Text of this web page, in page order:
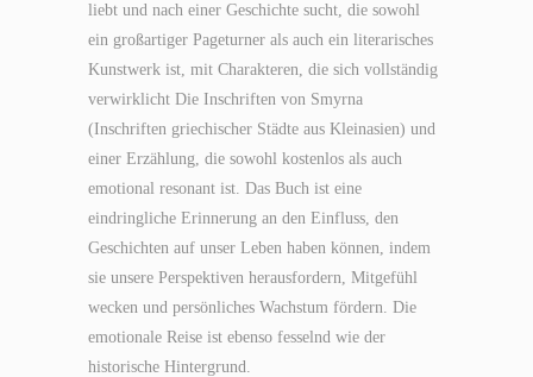
liebt und nach einer Geschichte sucht, die sowohl
ein großartiger Pageturner als auch ein literarisches
Kunstwerk ist, mit Charakteren, die sich vollständig
verwirklicht Die Inschriften von Smyrna
(Inschriften griechischer Städte aus Kleinasien) und
einer Erzählung, die sowohl kostenlos als auch
emotional resonant ist. Das Buch ist eine
eindringliche Erinnerung an den Einfluss, den
Geschichten auf unser Leben haben können, indem
sie unsere Perspektiven herausfordern, Mitgefühl
wecken und persönliches Wachstum fördern. Die
emotionale Reise ist ebenso fesselnd wie der
historische Hintergrund.